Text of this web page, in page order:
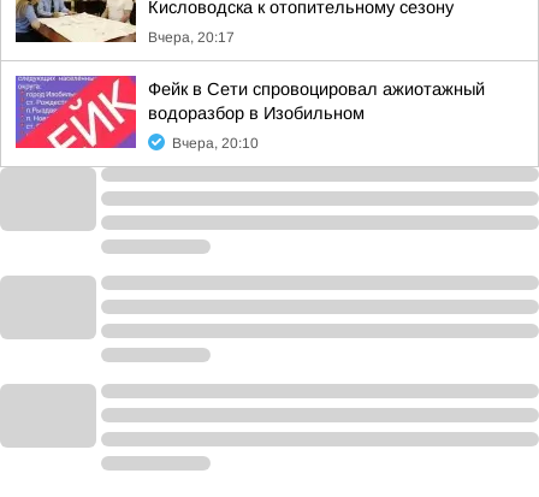
Кисловодска к отопительному сезону
Вчера, 20:17
Фейк в Сети спровоцировал ажиотажный
водоразбор в Изобильном
Вчера, 20:10